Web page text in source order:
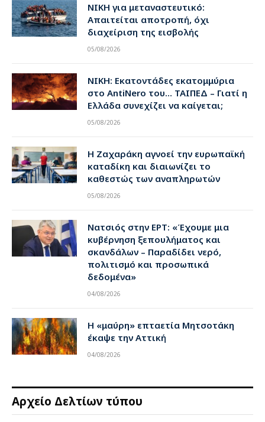
ΝΙΚΗ για μεταναστευτικό:
Απαιτείται αποτροπή, όχι
διαχείριση της εισβολής
05/08/2026
ΝΙΚΗ: Εκατοντάδες εκατομμύρια
στο AntiNero του… ΤΑΙΠΕΔ – Γιατί η
Ελλάδα συνεχίζει να καίγεται;
05/08/2026
Η Ζαχαράκη αγνοεί την ευρωπαϊκή
καταδίκη και διαιωνίζει το
καθεστώς των αναπληρωτών
05/08/2026
Νατσιός στην ΕΡΤ: «Έχουμε μια
κυβέρνηση ξεπουλήματος και
σκανδάλων – Παραδίδει νερό,
πολιτισμό και προσωπικά
δεδομένα»
04/08/2026
Η «μαύρη» επταετία Μητσοτάκη
έκαψε την Αττική
04/08/2026
Αρχείο Δελτίων τύπου